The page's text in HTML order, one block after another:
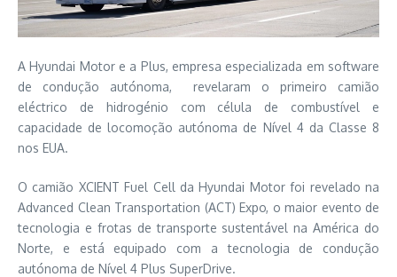
A Hyundai Motor e a Plus, empresa especializada em software
de condução autónoma, revelaram o primeiro camião
eléctrico de hidrogénio com célula de combustível e
capacidade de locomoção autónoma de Nível 4 da Classe 8
nos EUA.
O camião XCIENT Fuel Cell da Hyundai Motor foi revelado na
Advanced Clean Transportation (ACT) Expo, o maior evento de
tecnologia e frotas de transporte sustentável na América do
Norte, e está equipado com a tecnologia de condução
autónoma de Nível 4 Plus SuperDrive.